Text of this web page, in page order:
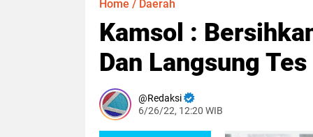
Home / Daerah
Kamsol :
Dan Langsung
Redaksi
6/26/22, 12:20 WIB